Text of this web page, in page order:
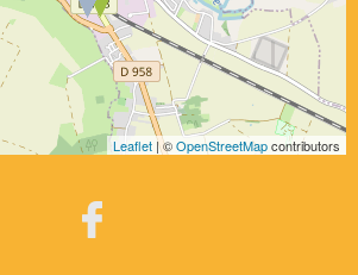
Leaflet| ©OpenStreetMapcontributors